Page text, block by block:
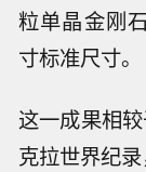
粒单晶金刚
寸标准尺寸。
这一成果相
克拉世界纪